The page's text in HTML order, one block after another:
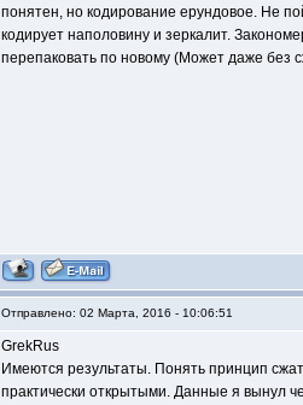
понятен, но кодирование ерундовое. Не
кодирует наполовину и зеркалит.
перепаковать по новому (Может даже без
Отправлено: 02 Марта, 2016 - 10:06:51
GrekRus
Имеются результаты. Понять принцип
практически открытыми. Данные я вынул